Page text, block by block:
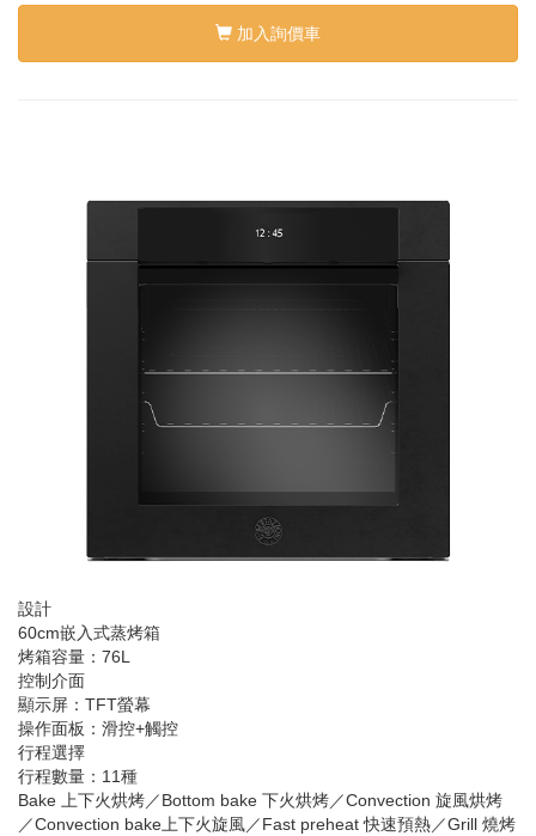
加入詢價車
設計
60cm嵌入式蒸烤箱
烤箱容量：76L
控制介面
顯示屏：TFT螢幕
操作面板：滑控+觸控
行程選擇
行程數量：11種
Bake 上下火烘烤／Bottom bake 下火烘烤／Convection 旋風烘烤
／Convection bake上下火旋風／Fast preheat 快速預熱／Grill 燒烤